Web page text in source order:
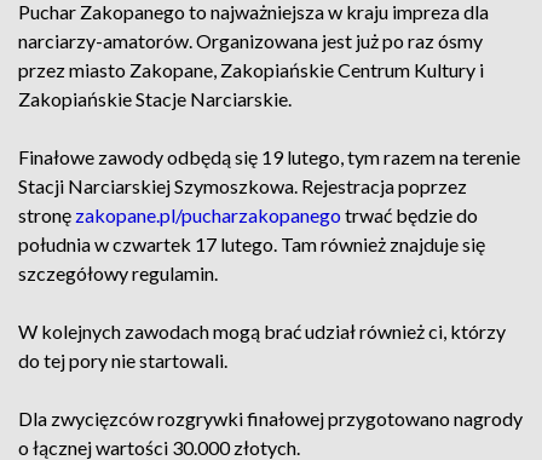
Puchar Zakopanego to najważniejsza w kraju impreza dla
narciarzy-amatorów. Organizowana jest już po raz ósmy
przez miasto Zakopane, Zakopiańskie Centrum Kultury i
Zakopiańskie Stacje Narciarskie.
Finałowe zawody odbędą się 19 lutego, tym razem na terenie
Stacji Narciarskiej Szymoszkowa. Rejestracja poprzez
stronę zakopane.pl/pucharzakopanego trwać będzie do
południa w czwartek 17 lutego. Tam również znajduje się
szczegółowy regulamin.
W kolejnych zawodach mogą brać udział również ci, którzy
do tej pory nie startowali.
Dla zwycięzców rozgrywki finałowej przygotowano nagrody
o łącznej wartości 30.000 złotych.